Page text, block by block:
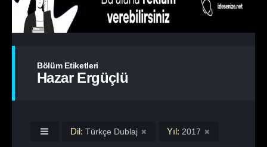
Bölüm Etiketleri
Hazar Ergüçlü
Dil: Türkçe Dublaj Yıl: 2017